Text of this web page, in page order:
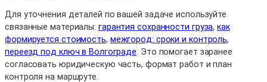
Для уточнения деталей по вашей задаче используйте
связанные материалы: гарантия сохранности груза,как
формируется стоимость, межгород: сроки и контроль,
переезд под ключ в Волгограде . Это помогает заранее
согласовать юридическую часть, формат работ и план
контроля на маршруте.